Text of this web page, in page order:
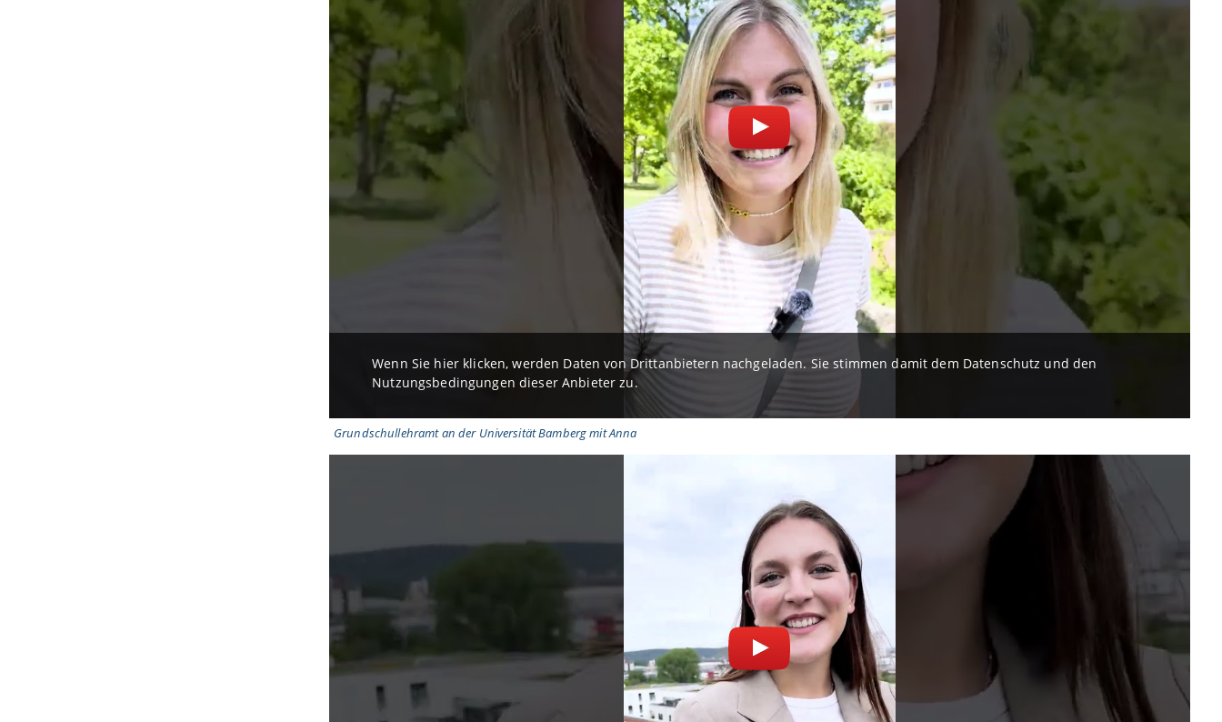
Wenn Sie hier klicken, werden Daten von Drittanbietern nachgeladen. Sie stimmen damit dem Datenschutz und den
Nutzungsbedingungen dieser Anbieter zu.
Grundschullehramt an der Universität Bamberg mit Anna